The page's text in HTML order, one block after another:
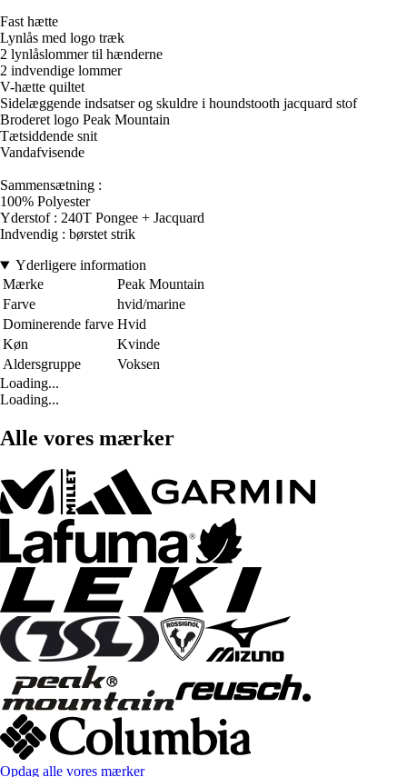
Fast hætte
Lynlås med logo træk
2 lynlåslommer til hænderne
2 indvendige lommer
V-hætte quiltet
Sidelæggende indsatser og skuldre i houndstooth jacquard stof
Broderet logo Peak Mountain
Tætsiddende snit
Vandafvisende
Sammensætning :
100% Polyester
Yderstof : 240T Pongee + Jacquard
Indvendig : børstet strik
Yderligere information
Mærke
Peak Mountain
Farve
hvid/marine
Dominerende farve Hvid
Køn
Kvinde
Aldersgruppe
Voksen
Loading...
Loading...
Alle vores mærker
Opdag alle vores mærker